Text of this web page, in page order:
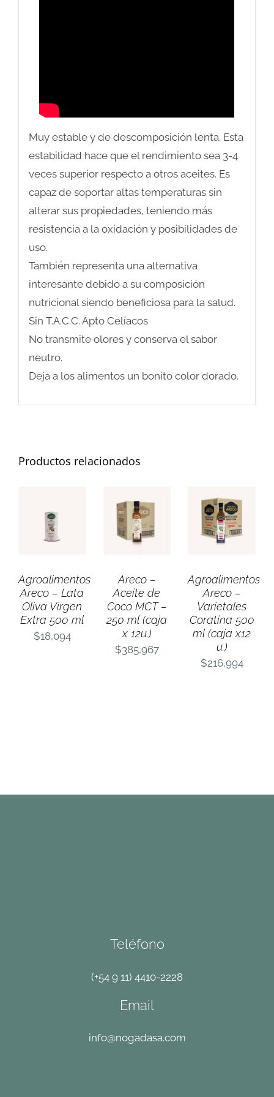
Muy estable y de descomposición lenta. Esta
estabilidad hace que el rendimiento sea 3-4
veces superior respecto a otros aceites. Es
capaz de soportar altas temperaturas sin
alterar sus propiedades, teniendo más
resistencia a la oxidación y posibilidades de
uso.
También representa una alternativa
interesante debido a su composición
nutricional siendo beneficiosa para la salud.
Sin T.A.C.C. Apto Celíacos
No transmite olores y conserva el sabor
neutro.
Deja a los alimentos un bonito color dorado.
Productos relacionados
CARRITO
/
DETALLES
Agroalimentos
Areco – Lata
Oliva Virgen
Extra 500 ml
$18,094
AÑADIR AL
CARRITO
/
DETALLES
Areco –
Aceite de
Coco MCT –
250 ml (caja
x 12u.)
$385,967
AÑADIR AL
CARRITO
/
DETALLES
Agroalimentos
Areco –
Varietales
Coratina 500
ml (caja x12
u.)
$216,994
Teléfono
(+54 9 11) 4410-2228
Email
info@nogadasa.com